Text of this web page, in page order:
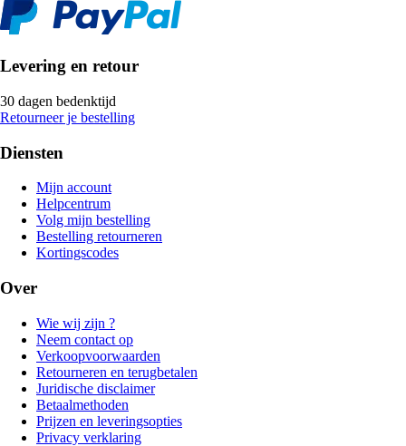
Levering en retour
30 dagen bedenktijd
Retourneer je bestelling
Diensten
Mijn account
Helpcentrum
Volg mijn bestelling
Bestelling retourneren
Kortingscodes
Over
Wie wij zijn ?
Neem contact op
Verkoopvoorwaarden
Retourneren en terugbetalen
Juridische disclaimer
Betaalmethoden
Prijzen en leveringsopties
Privacy verklaring